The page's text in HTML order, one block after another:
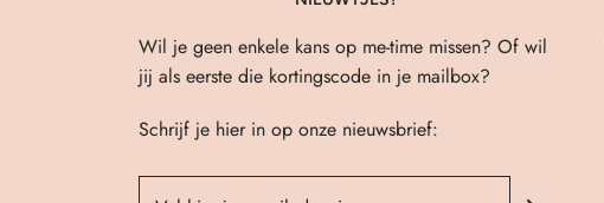
Wil je geen enkele kans op me-time missen? Of wil
jij als eerste die kortingscode in je mailbox?
Schrijf je hier in op onze nieuwsbrief: